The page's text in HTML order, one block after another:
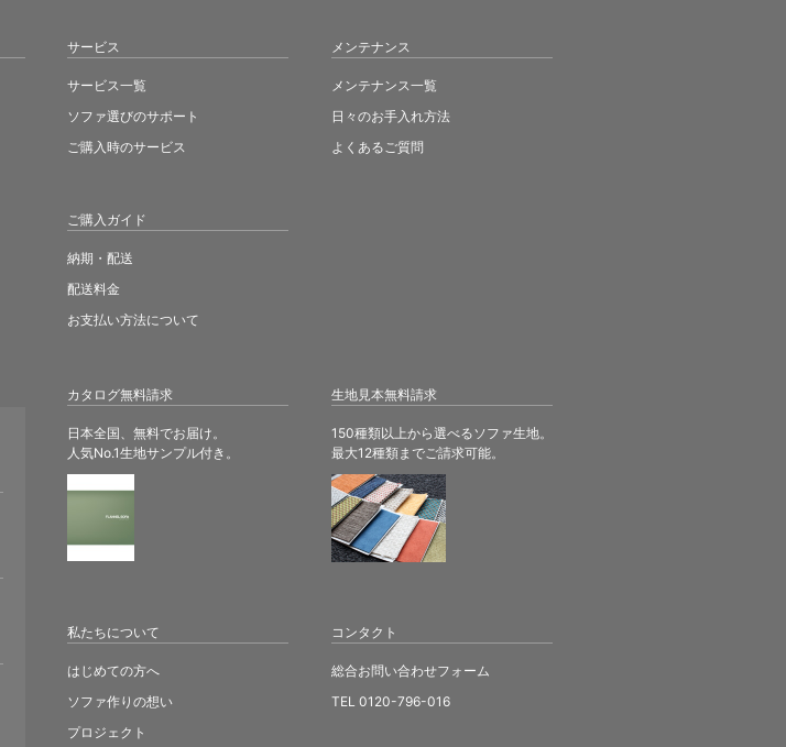
カタログ無料請求
日本全国、無料でお届け。
人気No.1生地サンプル付き。
生地見本無料請求
150種類以上から選べるソファ生地。
最大12種類までご請求可能。
サービス
サービス一覧
ソファ選びのサポート
ご購入時のサービス
ご購入ガイド
納期・配送
配送料金
お支払い方法について
メンテナンス
メンテナンス一覧
日々のお手入れ方法
よくあるご質問
私たちについて
はじめての方へ
ソファ作りの想い
プロジェクト
コンタクト
総合お問い合わせフォーム
TEL 0120-796-016